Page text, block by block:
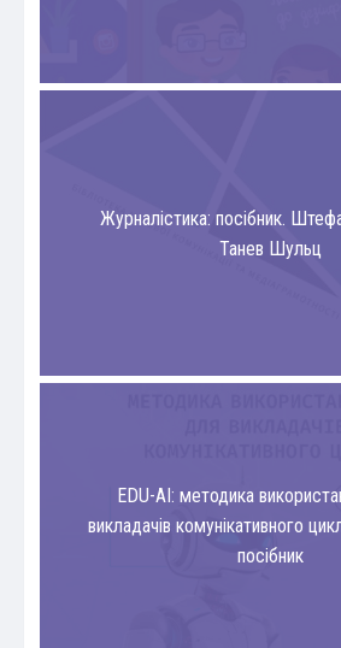
Журналістика: посібник.
Танев Шульц
EDU-AI: методика
викладачів комунікативного
посібник